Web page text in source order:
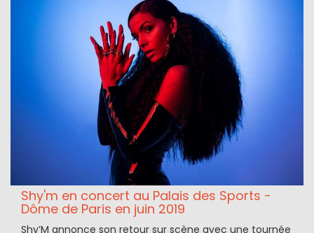
Shy'm en concert au Palais des Sports -
Dôme de Paris en juin 2019
Shy’M annonce son retour sur scène avec une tournée